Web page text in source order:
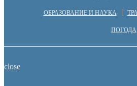
ОБРАЗОВАНИЕ И НАУКА
ПОГОДА
close